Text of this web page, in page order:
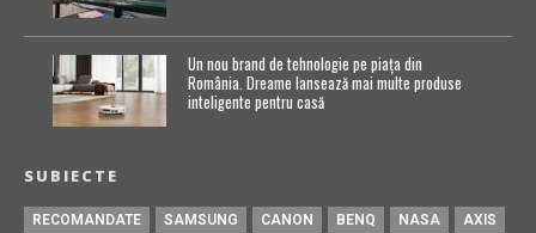
Un nou brand de tehnologie pe piața din
România. Dreame lansează mai multe produse
inteligente pentru casă
SUBIECTE
RECOMANDATE SAMSUNG CANON BENQ NASA
AXIS